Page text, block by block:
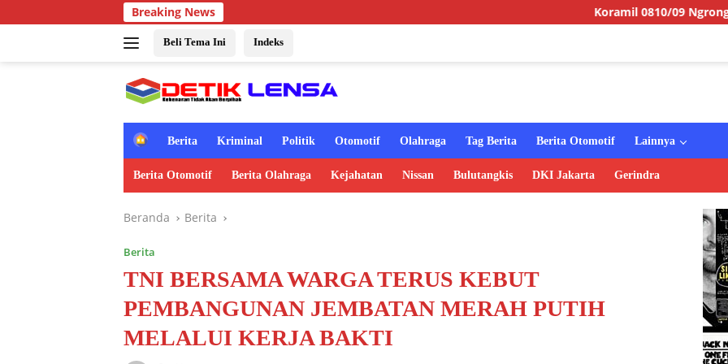
ke
Breaking News Koramil 0810/09 Ngronggot Gelar
Beli Tema Ini Indeks
H
m
e
Berita Kriminal Politik Otomotif Olahraga Tag Berita Berita Otomotif Lainnya
Berita Otomotif Berita Olahraga Kejahatan Nissan Bulutangkis DKI Jakarta Gerindra
Beranda Berita
Berita
TNI BERSAMA WARGA TERUS KEBUT
PEMBANGUNAN JEMBATAN MERAH PUTIH
MELALUI KERJA BAKTI